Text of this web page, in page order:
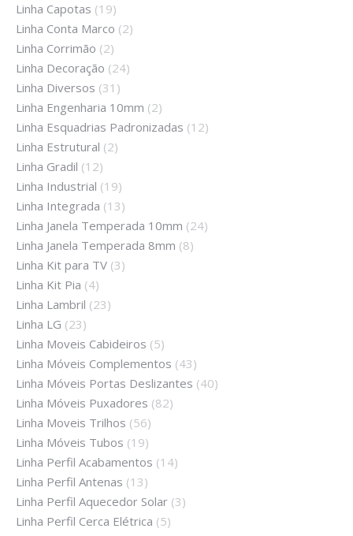
Linha Capotas (19)
Linha Conta Marco (2)
Linha Corrimão (2)
Linha Decoração (24)
Linha Diversos (31)
Linha Engenharia 10mm (2)
Linha Esquadrias Padronizadas (12)
Linha Estrutural (2)
Linha Gradil (12)
Linha Industrial (19)
Linha Integrada (13)
Linha Janela Temperada 10mm (24)
Linha Janela Temperada 8mm (8)
Linha Kit para TV (3)
Linha Kit Pia (4)
Linha Lambril (23)
Linha LG (23)
Linha Moveis Cabideiros (5)
Linha Móveis Complementos (43)
Linha Móveis Portas Deslizantes (40)
Linha Móveis Puxadores (82)
Linha Moveis Trilhos (56)
Linha Móveis Tubos (19)
Linha Perfil Acabamentos (14)
Linha Perfil Antenas (13)
Linha Perfil Aquecedor Solar (3)
Linha Perfil Cerca Elétrica (5)